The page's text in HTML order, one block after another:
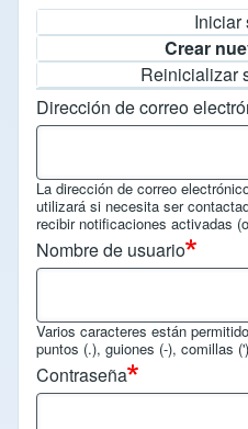
Solapas principales
Iniciar
Crear
Reinicializar
Dirección de correo
La dirección de correo
utilizará si necesita ser
recibir notificaciones activadas
Nombre de usuario
Varios caracteres están
puntos (.), guiones (-), comillas
Contraseña